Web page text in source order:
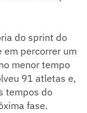
do sprint do
percorrer um
menor tempo
91 atletas e,
tempos do
fase.